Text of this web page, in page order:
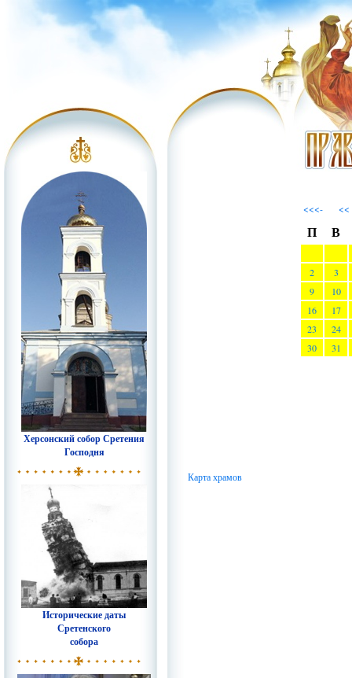
Херсонский собор Сретения
Господня
Исторические даты
Сретенского
собора
<<<- <<
П
В
2
3
9
10
16
17
23
24
30
31
Карта храмов